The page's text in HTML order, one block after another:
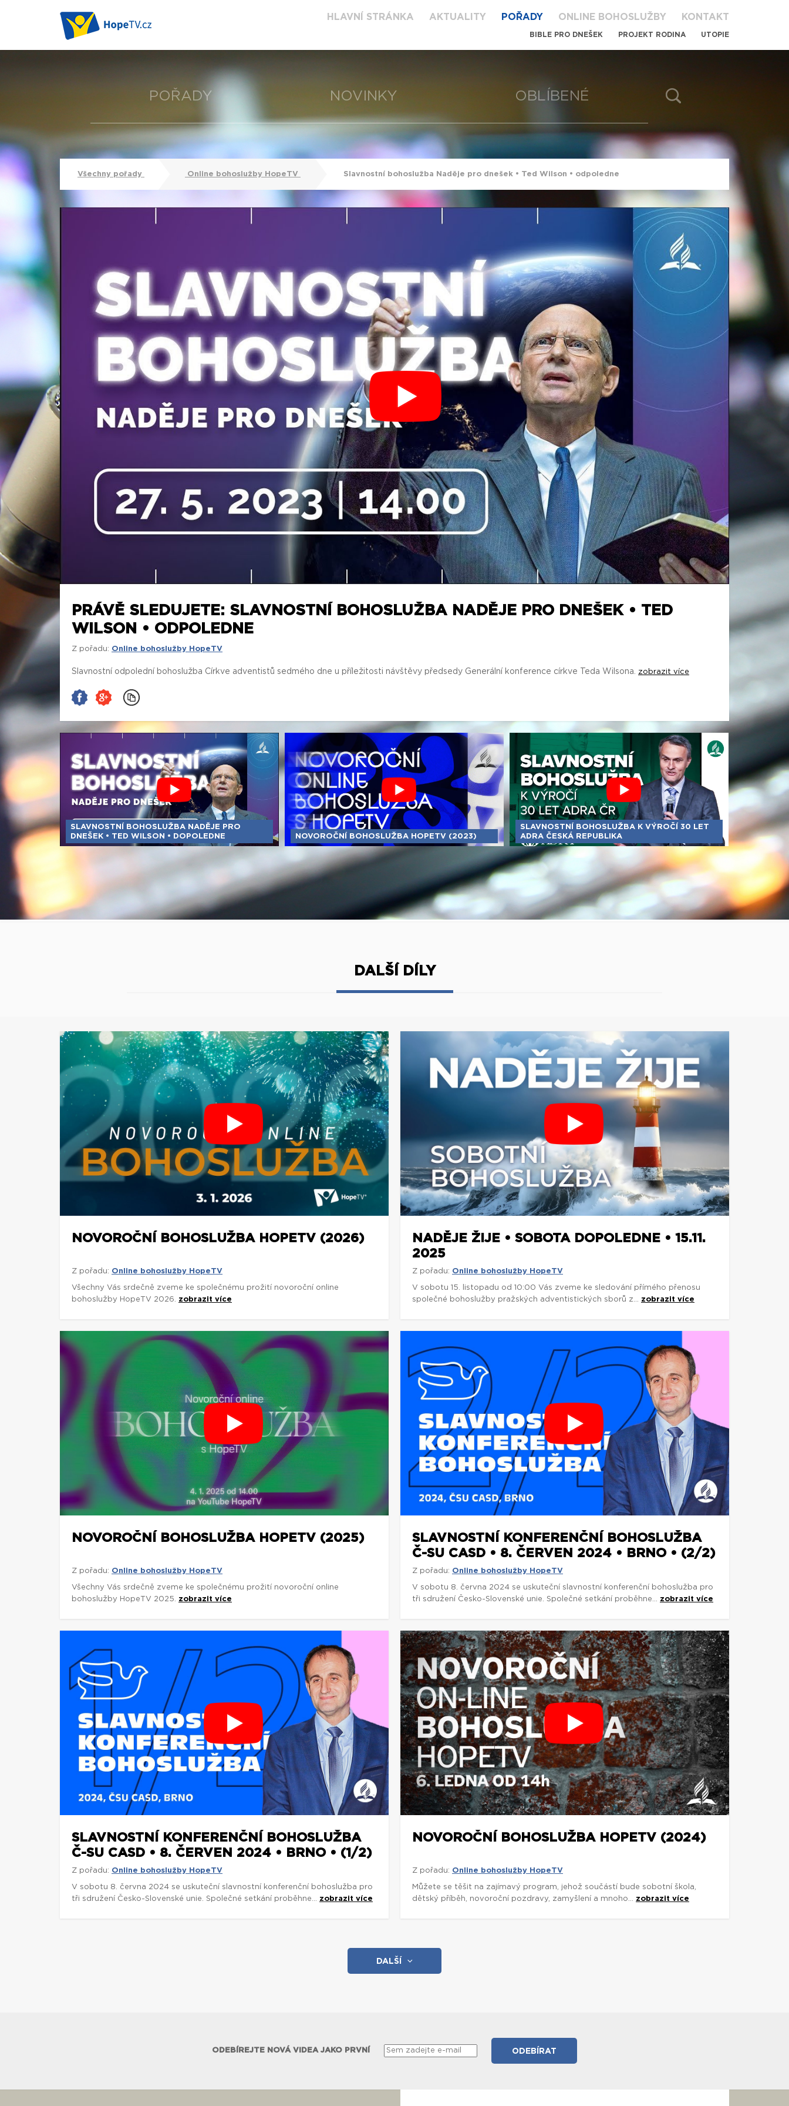
HLAVNÍ STRÁNKA AKTUALITY POŘADY ONLINE BOHOSLUŽBY KONTAKT
BIBLE PRO DNEŠEK PROJEKT RODINA UTOPIE
POŘADY NOVINKY OBLÍBENÉ
Všechny pořady Online bohoslužby HopeTV Slavnostní bohoslužba Naděje pro dnešek • Ted Wilson • odpoledne
PRÁVĚ SLEDUJETE: SLAVNOSTNÍ BOHOSLUŽBA NADĚJE PRO DNEŠEK • TED
WILSON • ODPOLEDNE
Z pořadu: Online bohoslužby HopeTV
Slavnostní odpolední bohoslužba Církve adventistů sedmého dne u příležitosti návštěvy předsedy Generální konference církve Teda Wilsona. zobrazit více
SLAVNOSTNÍ BOHOSLUŽBA NADĚJE PRO
DNEŠEK • TED WILSON • DOPOLEDNE
NOVOROČNÍ BOHOSLUŽBA HOPETV (2023)
SLAVNOSTNÍ BOHOSLUŽBA K VÝROČÍ 30 LET
ADRA ČESKÁ REPUBLIKA
DALŠÍ DÍLY
NOVOROČNÍ BOHOSLUŽBA HOPETV (2026)
Z pořadu: Online bohoslužby HopeTV
Všechny Vás srdečně zveme ke společnému prožití novoroční online
bohoslužby HopeTV 2026. zobrazit více
NADĚJE ŽIJE • SOBOTA DOPOLEDNE • 15.11.
2025
Z pořadu: Online bohoslužby HopeTV
V sobotu 15. listopadu od 10:00 Vás zveme ke sledování přímého přenosu
společné bohoslužby pražských adventistických sborů z... zobrazit více
NOVOROČNÍ BOHOSLUŽBA HOPETV (2025)
Z pořadu: Online bohoslužby HopeTV
Všechny Vás srdečně zveme ke společnému prožití novoroční online
bohoslužby HopeTV 2025. zobrazit více
SLAVNOSTNÍ KONFERENČNÍ BOHOSLUŽBA
Č-SU CASD • 8. ČERVEN 2024 • BRNO • (2/2)
Z pořadu: Online bohoslužby HopeTV
V sobotu 8. června 2024 se uskuteční slavnostní konferenční bohoslužba pro
tři sdružení Česko-Slovenské unie. Společné setkání proběhne... zobrazit více
SLAVNOSTNÍ KONFERENČNÍ BOHOSLUŽBA
Č-SU CASD • 8. ČERVEN 2024 • BRNO • (1/2)
Z pořadu: Online bohoslužby HopeTV
V sobotu 8. června 2024 se uskuteční slavnostní konferenční bohoslužba pro
tři sdružení Česko-Slovenské unie. Společné setkání proběhne... zobrazit více
NOVOROČNÍ BOHOSLUŽBA HOPETV (2024)
Z pořadu: Online bohoslužby HopeTV
Můžete se těšit na zajímavý program, jehož součástí bude sobotní škola,
dětský příběh, novoroční pozdravy, zamyšlení a mnoho... zobrazit více
DALŠÍ
ODEBÍREJTE NOVÁ VIDEA JAKO PRVNÍ